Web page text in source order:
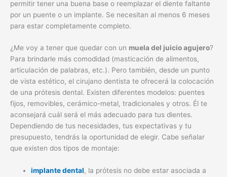
permitir tener una buena base o reemplazar el diente faltante
por un puente o un implante. Se necesitan al menos 6 meses
para estar completamente completo.
¿Me voy a tener que quedar con un muela del juicio agujero?
Para brindarle más comodidad (masticación de alimentos,
articulación de palabras, etc.). Pero también, desde un punto
de vista estético, el cirujano dentista te ofrecerá la colocación
de una prótesis dental. Existen diferentes modelos: puentes
fijos, removibles, cerámico-metal, tradicionales y otros. Él te
aconsejará cuál será el más adecuado para tus dientes.
Dependiendo de tus necesidades, tus expectativas y tu
presupuesto, tendrás la oportunidad de elegir. Cabe señalar
que existen dos tipos de montaje:
implante dental, la prótesis no debe estar asociada a